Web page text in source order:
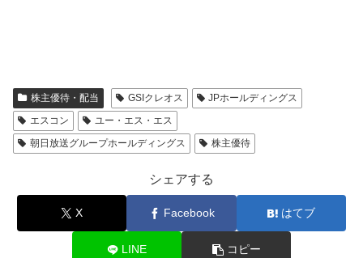
株主優待・配当 GSIクレオス
JPホールディングス
エスコン
ユー・エス・エス
朝日放送グループホールディングス
株主優待
シェアする
X Facebook はてブ
LINE コピー